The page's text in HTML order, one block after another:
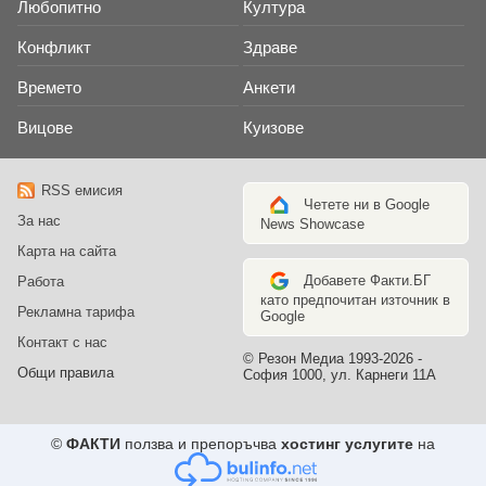
Любопитно Култура
Конфликт Здраве
Времето Анкети
Вицове Куизове
RSS емисия
За нас
Карта на сайта
Работа
Рекламна тарифа
Контакт с нас
Общи правила
Четете ни в Google
News Showcase
Добавете Факти.БГ
като предпочитан източник в
Google
© Резон Медиа 1993-2026 -
София 1000, ул. Карнеги 11А
© ФАКТИ ползва и препоръчва хостинг услугите на